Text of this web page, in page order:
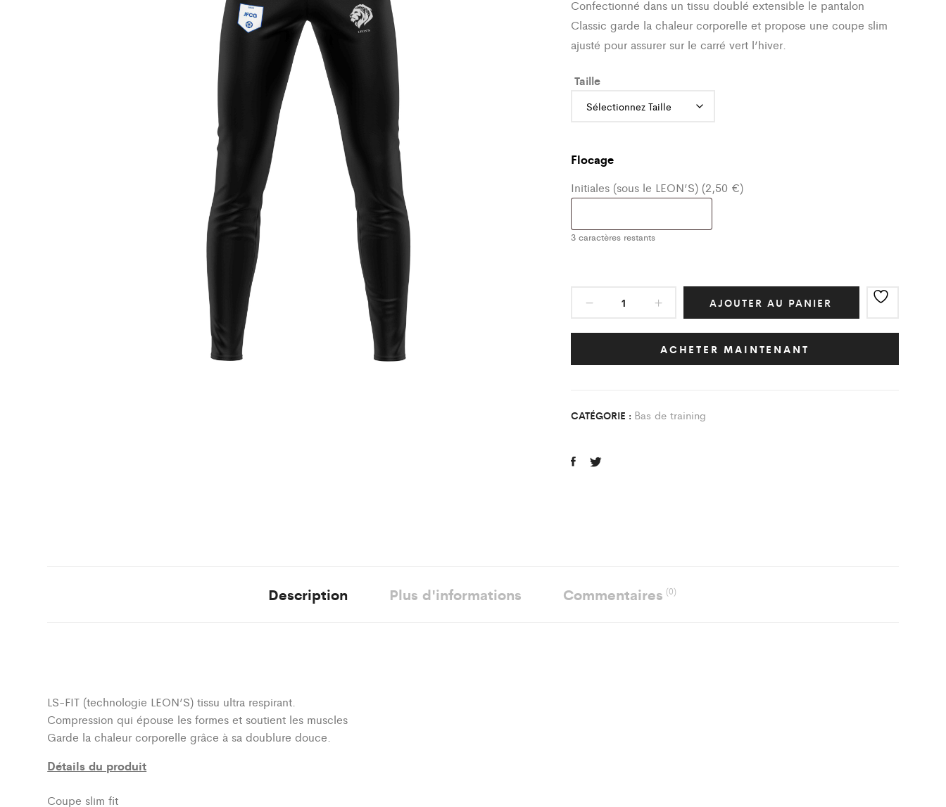
Confectionné dans un tissu doublé extensible le pantalon
Classic garde la chaleur corporelle et propose une coupe slim
ajusté pour assurer sur le carré vert l’hiver.
Taille
Flocage
Initiales (sous le LEON’S) (2,50 €)
3caractères restants
Training
FOOTBALL
GOUAIX
AJOUTER AU PANIER
ACHETER MAINTENANT
CATÉGORIE : Bas de training
Description Plus d'informations Commentaires(0)
LS-FIT (technologie LEON’S)tissu ultra respirant.
Compression qui épouse les formes et soutient les muscles
Garde la chaleur corporelle grâce à sa doublure douce.
Détails du produit
Coupe slim fit